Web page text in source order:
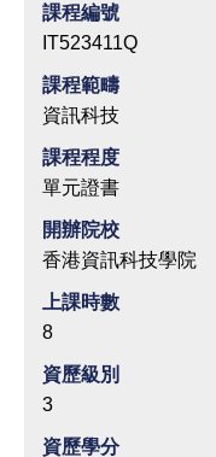
課程編號
IT523411Q
課程範疇
資訊科技
課程程度
單元證書
開辦院校
香港資訊科技學院
上課時數
8
資歷級別
3
資歷學分